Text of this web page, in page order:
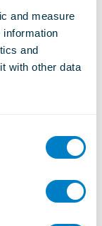
and measure
and
with other data